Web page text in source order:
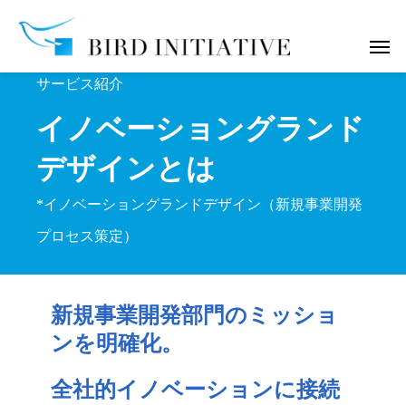
サービス紹介
イノベーショングランド
デザインとは
*イノベーショングランドデザイン（新規事業開発
プロセス策定）
新規事業開発部門のミッショ
ンを明確化。
全社的イノベーションに接続